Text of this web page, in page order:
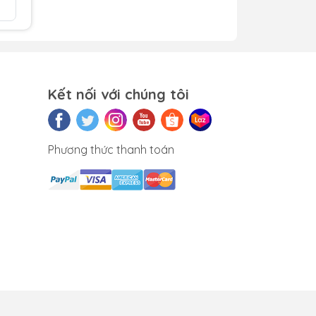
Kết nối với chúng tôi
Phương thức thanh toán